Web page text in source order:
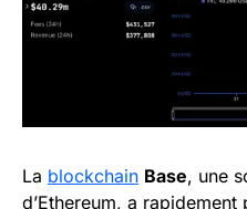
La blockchain Base, une
d’Ethereum, a